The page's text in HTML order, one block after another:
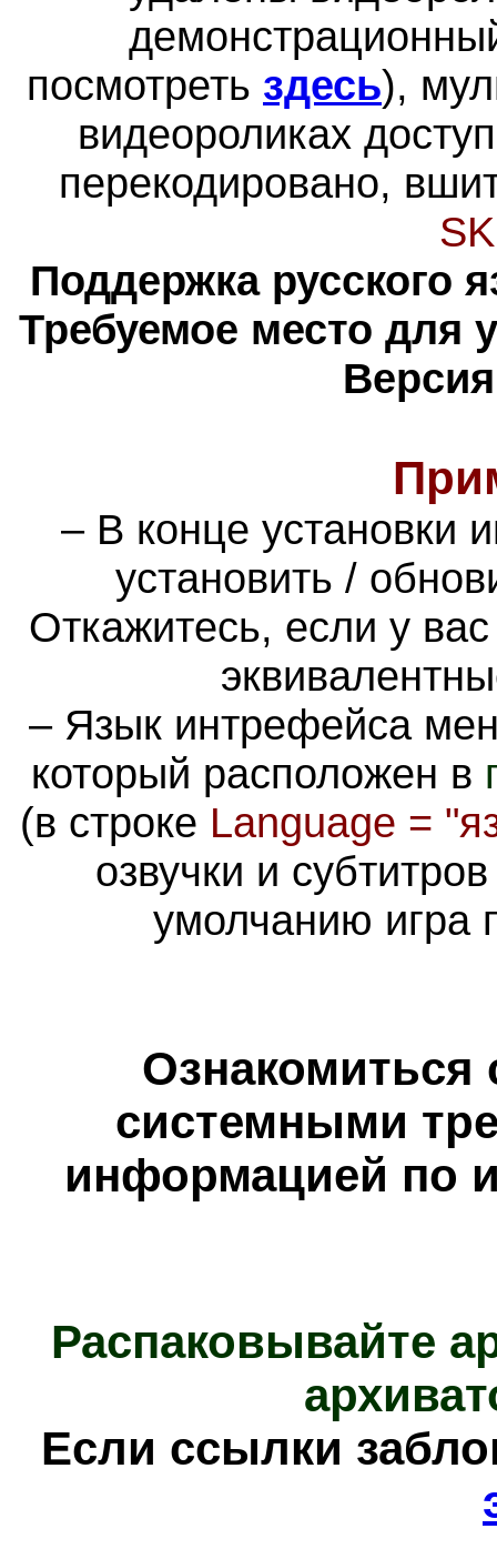
посмотреть здесь),
видеороликах
перекодировано,
Поддержка русского
Требуемое место для
– В конце установки
установить /
Откажитесь, если у
– Язык интрефейса
который расположен в
(в строке Language =
озвучки и
умолчанию игра
Ознакомиться
системными
информацией по
Распаковывайте
Если ссылки